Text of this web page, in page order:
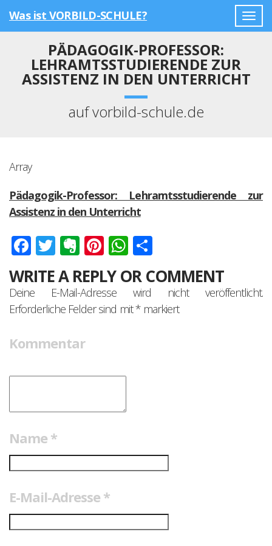
Was ist VORBILD-SCHULE?
PÄDAGOGIK-PROFESSOR:
LEHRAMTSSTUDIERENDE ZUR
ASSISTENZ IN DEN UNTERRICHT
auf vorbild-schule.de
Array
Pädagogik-Professor: Lehramtsstudierende zur
Assistenz in den Unterricht
Facebook
Twitter
Evernote
Pinterest
WhatsApp
WRITE A REPLY OR COMMENT
Deine E-Mail-Adresse wird nicht veröffentlicht.
Erforderliche Felder sind mit*markiert
Kommentar
Name *
E-Mail-Adresse *